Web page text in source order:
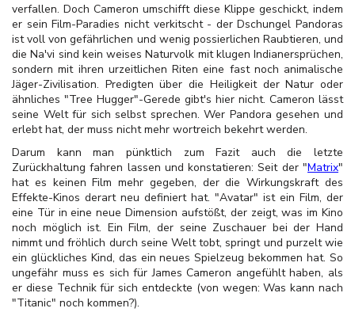
verfallen. Doch Cameron umschifft diese Klippe geschickt, indem
er sein Film-Paradies nicht verkitscht - der Dschungel Pandoras
ist voll von gefährlichen und wenig possierlichen Raubtieren, und
die Na'vi sind kein weises Naturvolk mit klugen Indianersprüchen,
sondern mit ihren urzeitlichen Riten eine fast noch animalische
Jäger-Zivilisation. Predigten über die Heiligkeit der Natur oder
ähnliches "Tree Hugger"-Gerede gibt's hier nicht. Cameron lässt
seine Welt für sich selbst sprechen. Wer Pandora gesehen und
erlebt hat, der muss nicht mehr wortreich bekehrt werden.
Darum kann man pünktlich zum Fazit auch die letzte
Zurückhaltung fahren lassen und konstatieren: Seit der "Matrix"
hat es keinen Film mehr gegeben, der die Wirkungskraft des
Effekte-Kinos derart neu definiert hat. "Avatar" ist ein Film, der
eine Tür in eine neue Dimension aufstößt, der zeigt, was im Kino
noch möglich ist. Ein Film, der seine Zuschauer bei der Hand
nimmt und fröhlich durch seine Welt tobt, springt und purzelt wie
ein glückliches Kind, das ein neues Spielzeug bekommen hat. So
ungefähr muss es sich für James Cameron angefühlt haben, als
er diese Technik für sich entdeckte (von wegen: Was kann nach
"Titanic" noch kommen?).